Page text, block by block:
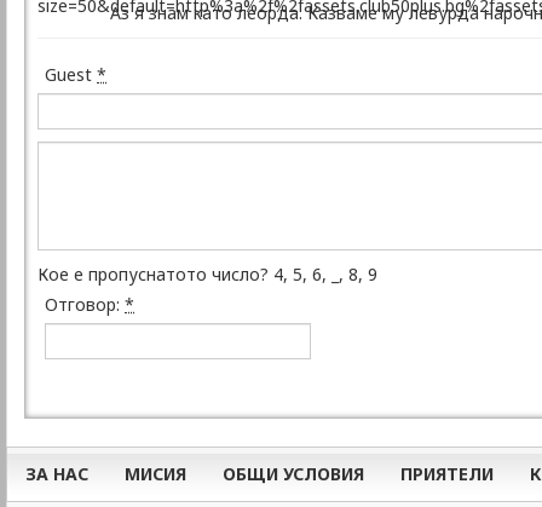
Аз я знам като леорда. Казваме му левурда
Guest *
Кое е пропуснатото число? 4, 5, 6, _, 8, 9
Отговор: *
ЗА НАС МИСИЯ ОБЩИ УСЛОВИЯ ПРИЯТЕЛИ